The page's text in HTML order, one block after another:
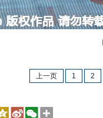
内
上一页 1 2